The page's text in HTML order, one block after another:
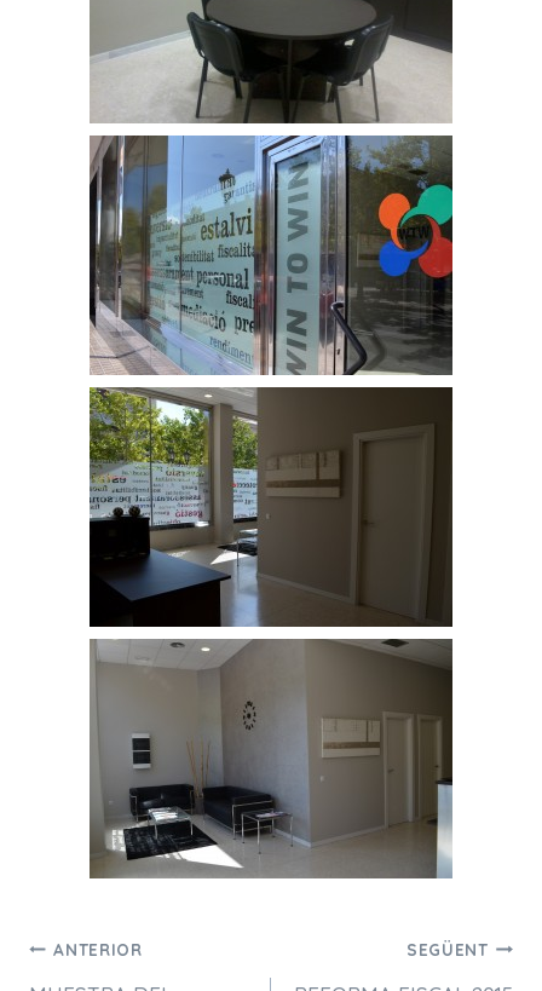
Navegació
ANTERIOR SEGÜENT